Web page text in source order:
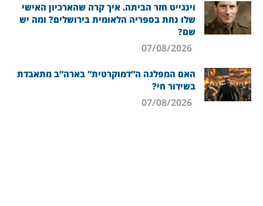
וינגייט חזר הביתה. איך קרה שהארכיון האישי
שלו נחת בספריה הלאומית בירושלים? ומה יש
שם?
האם המפלגה ה”דמוקרטית” בארה”ב מתאבדת
בשידור חי?